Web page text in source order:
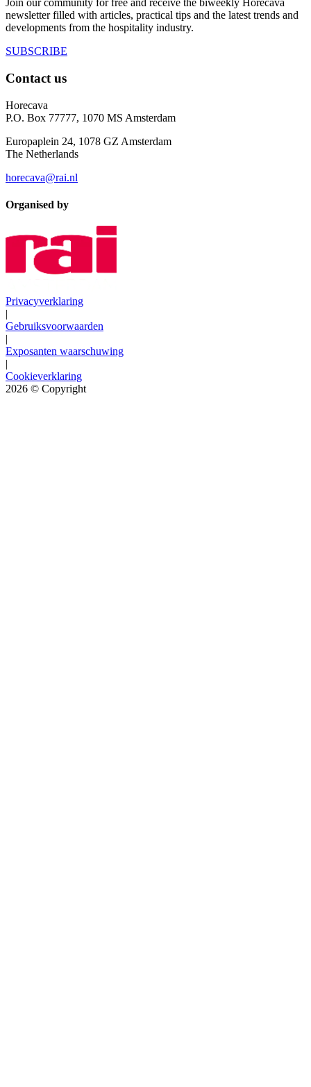
Join our community for free and receive the biweekly Horecava
newsletter filled with articles, practical tips and the latest trends and
developments from the hospitality industry.
SUBSCRIBE
Contact us
Horecava
P.O. Box 77777, 1070 MS Amsterdam
Europaplein 24, 1078 GZ Amsterdam
The Netherlands
horecava@rai.nl
Organised by
Privacyverklaring
|
Gebruiksvoorwaarden
|
Exposanten waarschuwing
|
Cookieverklaring
2026 © Copyright